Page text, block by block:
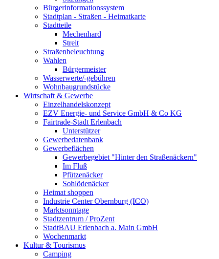
Bürgerinformationssystem
Stadtplan - Straßen - Heimatkarte
Stadtteile
Mechenhard
Streit
Straßenbeleuchtung
Wahlen
Bürgermeister
Wasserwerte/-gebühren
Wohnbaugrundstücke
Wirtschaft & Gewerbe
Einzelhandelskonzept
EZV Energie- und Service GmbH & Co KG
Fairtrade-Stadt Erlenbach
Unterstützer
Gewerbedatenbank
Gewerbeflächen
Gewerbegebiet "Hinter den Straßenäckern"
Im Fluß
Pfützenäcker
Sohlödenäcker
Heimat shoppen
Industrie Center Obernburg (ICO)
Marktsonntage
Stadtzentrum / ProZent
StadtBAU Erlenbach a. Main GmbH
Wochenmarkt
Kultur & Tourismus
Camping